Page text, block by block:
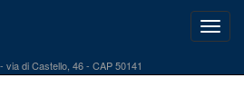
via di Castello, 46 - CAP 50141